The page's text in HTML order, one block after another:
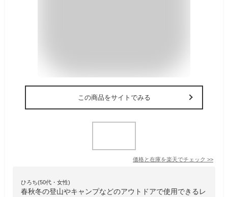
この商品をサイトでみる
価格と在庫を楽天でチェック >>
ひろち(50代・女性)
春秋冬の登山やキャンプなどのアウトドアで使用できるレ